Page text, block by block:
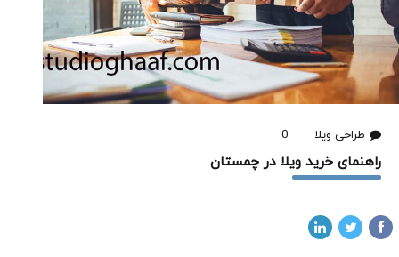
طراحی ویلا 0
راهنمای خرید ویلا در چمستان